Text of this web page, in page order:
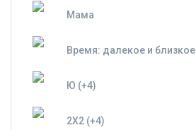
Мама
Время: далекое и близкое
Ю (+4)
2X2 (+4)